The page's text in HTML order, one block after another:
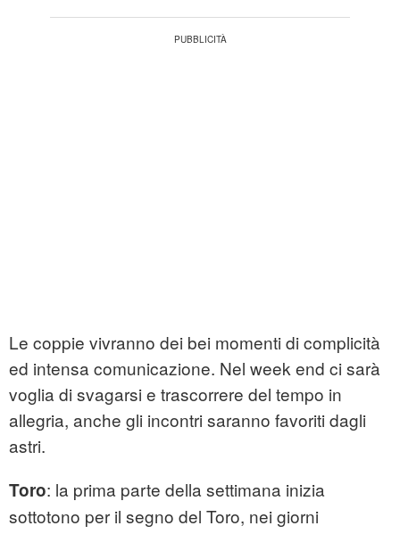
Le coppie vivranno dei bei momenti di complicità
ed intensa comunicazione. Nel week end ci sarà
voglia di svagarsi e trascorrere del tempo in
allegria, anche gli incontri saranno favoriti dagli
astri.
Toro: la prima parte della settimana inizia
sottotono per il segno del Toro, nei giorni